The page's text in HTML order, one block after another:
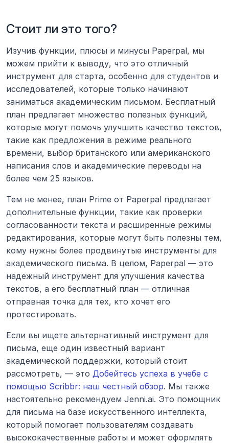
Стоит ли это того?
Изучив функции, плюсы и минусы Paperpal, мы
можем прийти к выводу, что это отличный
инструмент для старта, особенно для студентов и
исследователей, которые только начинают
заниматься академическим письмом. Бесплатный
план предлагает множество полезных функций,
которые могут помочь улучшить качество текстов,
такие как предложения в режиме реального
времени, выбор британского или американского
написания слов и академические переводы на
более чем 25 языков.
Тем не менее, план Prime от Paperpal предлагает
дополнительные функции, такие как проверки
согласованности текста и расширенные режимы
редактирования, которые могут быть полезны тем,
кому нужны более продвинутые инструменты для
академического письма. В целом, Paperpal — это
надежный инструмент для улучшения качества
текстов, а его бесплатный план — отличная
отправная точка для тех, кто хочет его
протестировать.
Если вы ищете альтернативный инструмент для
письма, еще один известный вариант
академической поддержки, который стоит
рассмотреть, — это Добейтесь успеха в учебе с
помощью Scribbr: наш честный обзор. Мы также
настоятельно рекомендуем Jenni.ai. Это помощник
для письма на базе искусственного интеллекта,
который помогает пользователям создавать
высококачественные работы и может оформлять